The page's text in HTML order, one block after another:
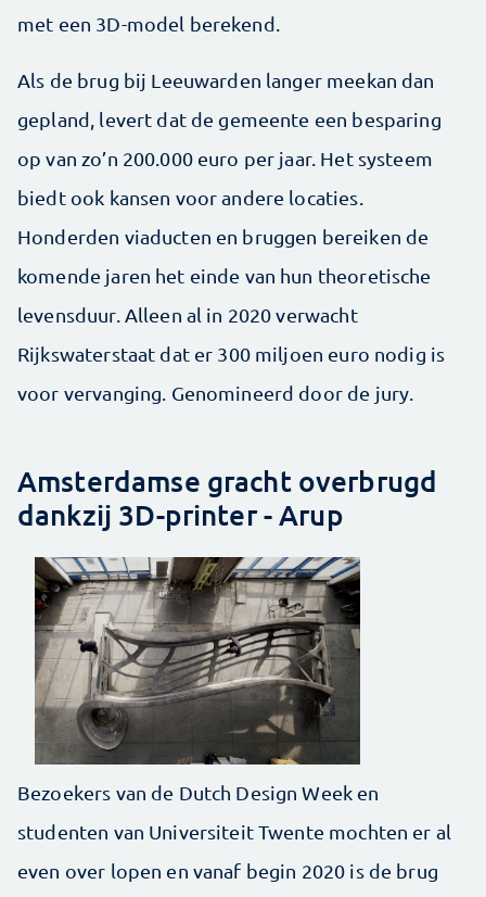
met een 3D-model berekend.
Als de brug bij Leeuwarden langer meekan dan
gepland, levert dat de gemeente een besparing
op van zo’n 200.000 euro per jaar. Het systeem
biedt ook kansen voor andere locaties.
Honderden viaducten en bruggen bereiken de
komende jaren het einde van hun theoretische
levensduur. Alleen al in 2020 verwacht
Rijkswaterstaat dat er 300 miljoen euro nodig is
voor vervanging. Genomineerd door de jury.
Amsterdamse gracht overbrugd
dankzij 3D-printer - Arup
Bezoekers van de Dutch Design Week en
studenten van Universiteit Twente mochten er al
even over lopen en vanaf begin 2020 is de brug